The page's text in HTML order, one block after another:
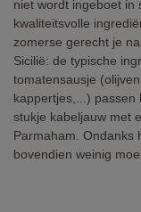
niet wordt ingeboet in
kwaliteitsvolle
zomerse gerecht je
Sicilië: de typische
tomatensausje
kappertjes,...) passen
stukje kabeljauw met
Parmaham. Ondanks
bovendien weinig